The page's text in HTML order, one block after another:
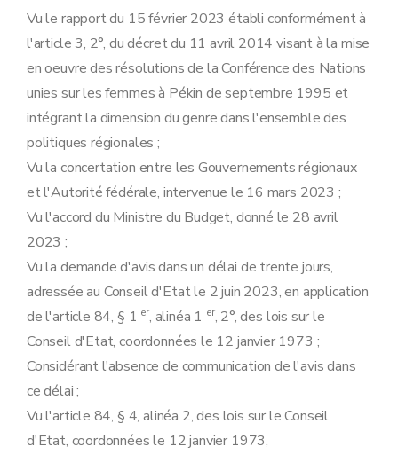
Vu le rapport du 15 février 2023 établi conformément à
l'article 3, 2°, du décret du 11 avril 2014 visant à la mise
en oeuvre des résolutions de la Conférence des Nations
unies sur les femmes à Pékin de septembre 1995 et
intégrant la dimension du genre dans l'ensemble des
politiques régionales ;
Vu la concertation entre les Gouvernements régionaux
et l'Autorité fédérale, intervenue le 16 mars 2023 ;
Vu l'accord du Ministre du Budget, donné le 28 avril
2023 ;
Vu la demande d'avis dans un délai de trente jours,
adressée au Conseil d'Etat le 2 juin 2023, en application
de l'article 84, § 1 er, alinéa 1 er, 2°, des lois sur le
Conseil d'Etat, coordonnées le 12 janvier 1973 ;
Considérant l'absence de communication de l'avis dans
ce délai ;
Vu l'article 84, § 4, alinéa 2, des lois sur le Conseil
d'Etat, coordonnées le 12 janvier 1973,